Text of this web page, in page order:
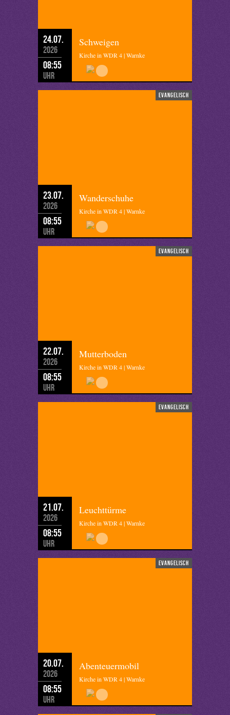
24.07.
2026
08:55
Uhr
Schweigen
Kirche in WDR 4 | Warnke
evangelisch
23.07.
2026
08:55
Uhr
Wanderschuhe
Kirche in WDR 4 | Warnke
evangelisch
22.07.
2026
08:55
Uhr
Mutterboden
Kirche in WDR 4 | Warnke
evangelisch
21.07.
2026
08:55
Uhr
Leuchttürme
Kirche in WDR 4 | Warnke
evangelisch
20.07.
2026
08:55
Uhr
Abenteuermobil
Kirche in WDR 4 | Warnke